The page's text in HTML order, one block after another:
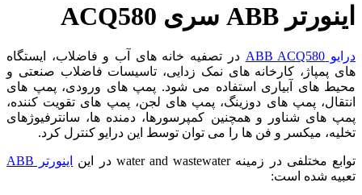
اینورتر ABB سری ACQ580
درایو ABB ACQ580
در تصفیه خانه های آب و فاضلاب، ایستگاه
های پمپاژ، کارخانه های نمک زدایی، تاسیسات فاضلاب صنعتی و
محیط های آبیاری استفاده می شود. پمپ های ورودی، پمپ های
انتقال، پمپ های دوزینگ، پمپ های لجن، پمپ های تقویت کننده،
پمپ های شناور و همچنین کمپرسورها، دمنده ها، سانترفیوژهای
تخلیه، میکسر و فن ها را می توان توسط این درایو کنترل کرد.
توابع مختلفی در زمینه water and wastewater در این
اینورتر ABB
تعبیه شده است: